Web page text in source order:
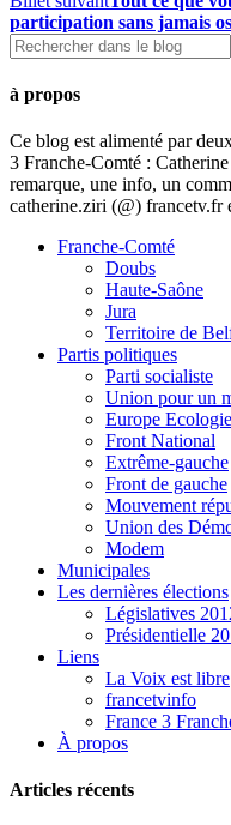
participation sans jamais
à propos
Ce blog est alimenté par
3 Franche-Comté :
remarque, une info, un
catherine.ziri (@) francetv.fr
Franche-Comté
Doubs
Haute-Saône
Jura
Territoire de
Partis politiques
Parti socialiste
Union pour un
Europe
Front National
Extrême-gauche
Front de gauche
Mouvement
Union des
Modem
Municipales
Les dernières élections
Législatives
Présidentielle
Liens
La Voix est libre
francetvinfo
France 3
À propos
Articles récents